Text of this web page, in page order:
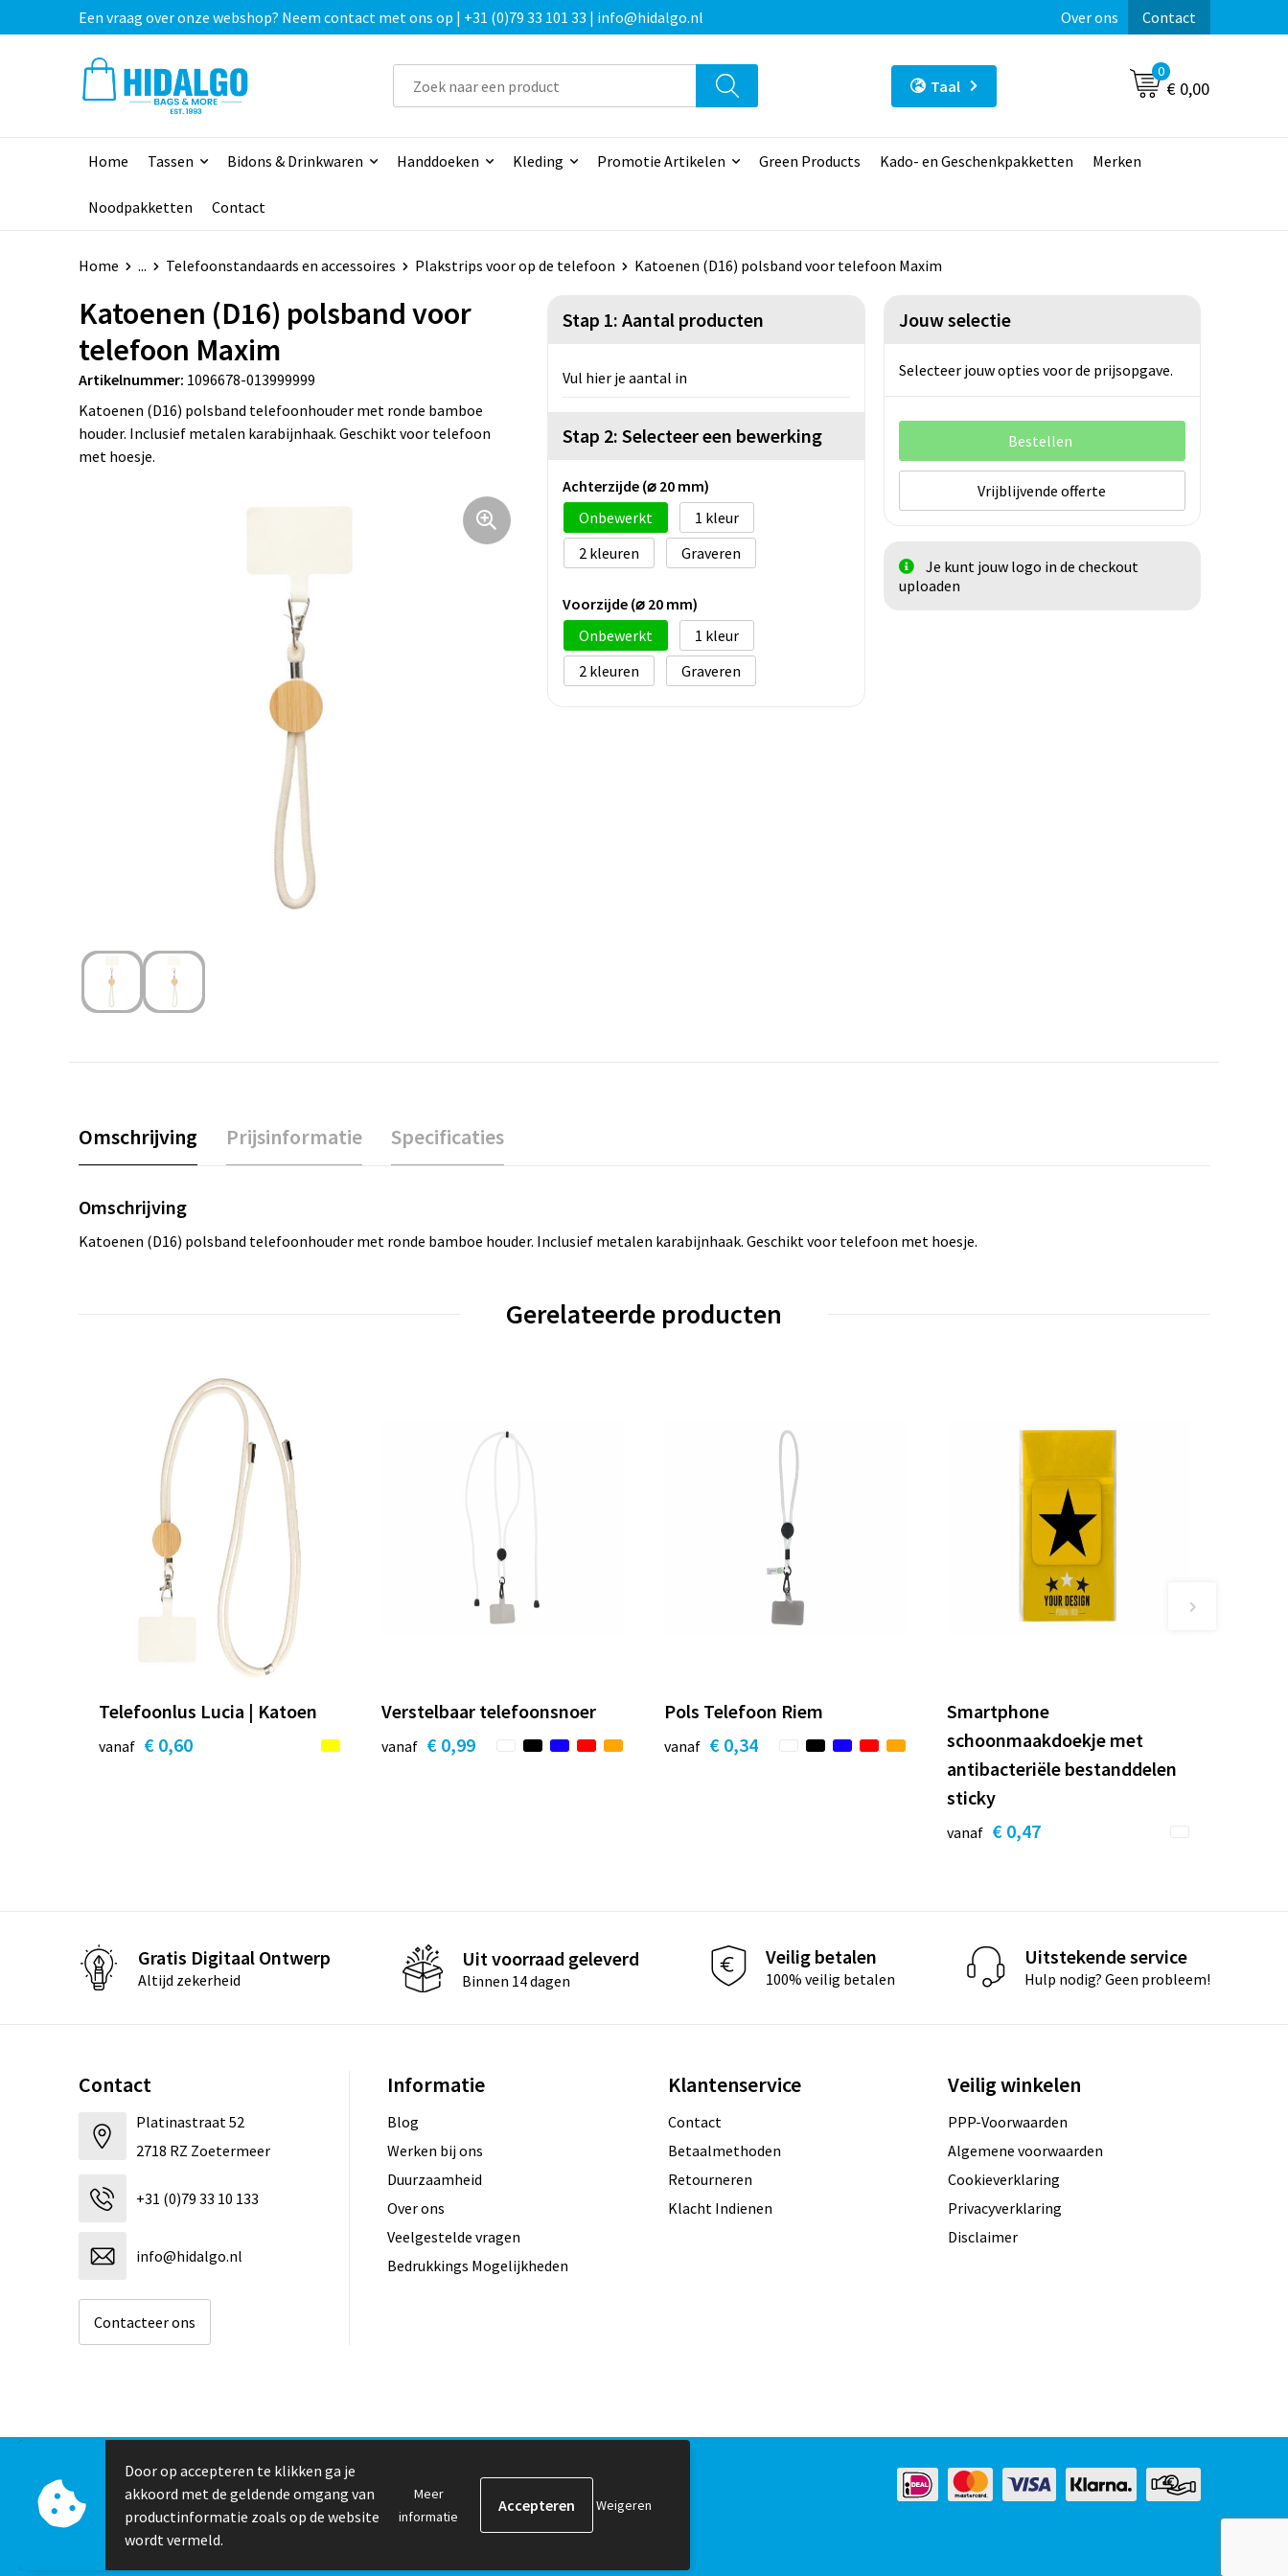
Een vraag over onze webshop? Neem contact met ons op | +31 (0)79 33 101 33 | info@hidalgo.nl Over ons Contact
Taal
0
€ 0,00
Home Tassen Bidons & Drinkwaren Handdoeken Kleding Promotie Artikelen Green Products Kado- en Geschenkpakketten Merken
Noodpakketten Contact
Home ... Telefoonstandaards en accessoires Plakstrips voor op de telefoon Katoenen (D16) polsband voor telefoon Maxim
Katoenen (D16) polsband voor
telefoon Maxim
Artikelnummer: 1096678-013999999
Katoenen (D16) polsband telefoonhouder met ronde bamboe
houder. Inclusief metalen karabijnhaak. Geschikt voor telefoon
met hoesje.
Stap 1: Aantal producten
Vul hier je aantal in
Stap 2: Selecteer een bewerking
Achterzijde (⌀ 20 mm)
Onbewerkt
1
2
Graveren
Voorzijde (⌀ 20 mm)
Onbewerkt
1
2
Graveren
Jouw selectie
Selecteer jouw opties voor de prijsopgave.
Bestellen
Vrijblijvende offerte
Je kunt jouw logo in de checkout
uploaden
Omschrijving Prijsinformatie Specificaties
Omschrijving
Katoenen (D16) polsband telefoonhouder met ronde bamboe houder. Inclusief metalen karabijnhaak. Geschikt voor telefoon met hoesje.
Gerelateerde producten
Telefoonlus Lucia | Katoen
vanaf € 0,60
Verstelbaar telefoonsnoer
vanaf € 0,99
Pols Telefoon Riem
vanaf € 0,34
Smartphone
schoonmaakdoekje met
antibacteriële bestanddelen
sticky
vanaf € 0,47
Gratis Digitaal Ontwerp
Altijd zekerheid
Uit voorraad geleverd
Binnen 14 dagen
Veilig betalen
100% veilig betalen
Uitstekende service
Hulp nodig? Geen probleem!
Contact
Platinastraat 52
2718 RZ Zoetermeer
+31 (0)79 33 10 133
info@hidalgo.nl
Contacteer ons
Informatie
Blog
Werken bij ons
Duurzaamheid
Over ons
Veelgestelde vragen
Bedrukkings Mogelijkheden
Klantenservice
Contact
Betaalmethoden
Retourneren
Klacht Indienen
Veilig winkelen
PPP-Voorwaarden
Algemene voorwaarden
Cookieverklaring
Privacyverklaring
Disclaimer
© Copyright Hidalgo 2026
Door op accepteren te klikken ga je
akkoord met de geldende omgang van
productinformatie zoals op de website
wordt vermeld.
Meer
informatie
Weigeren